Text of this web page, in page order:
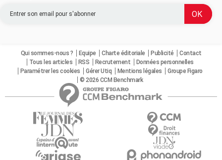
Qui sommes-nous ? Equipe Charte éditoriale Publicité
Contact
Tous les articles
RSS Recrutement
Données personnelles
Paramétrer les cookies
Gérer Utiq Mentions légales
Groupe Figaro
© 2026 CCM Benchmark